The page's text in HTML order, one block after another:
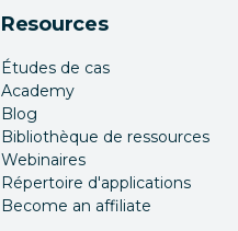
Resources
Études de cas
Academy
Blog
Bibliothèque de ressources
Webinaires
Répertoire d'applications
Become an affiliate